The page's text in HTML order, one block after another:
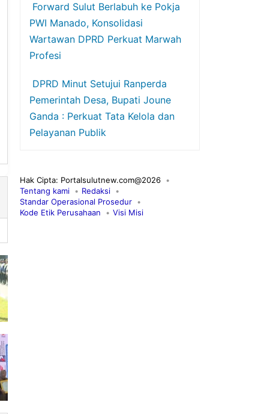
Forward Sulut Berlabuh ke Pokja
PWI Manado, Konsolidasi
Wartawan DPRD Perkuat Marwah
Profesi
DPRD Minut Setujui Ranperda
Pemerintah Desa, Bupati Joune
Ganda : Perkuat Tata Kelola dan
Pelayanan Publik
Hak Cipta: Portalsulutnew.com@2026
Tentang kami
Redaksi
Standar Operasional Prosedur
Kode Etik Perusahaan
Visi Misi